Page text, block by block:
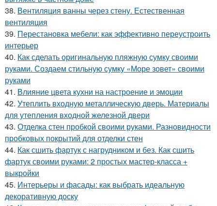
38. Вентиляция ванны через стену. Естественная
вентиляция
39. Перестановка мебели: как эффективно переустроить
интерьер
40. Как сделать оригинальную пляжную сумку своими
руками. Создаем стильную сумку «Море зовет» своими
руками
41. Влияние цвета кухни на настроение и эмоции
42. Утеплить входную металлическую дверь. Материалы
для утепления входной железной двери
43. Отделка стен пробкой своими руками. Разновидности
пробковых покрытий для отделки стен
44. Как сшить фартук с нагрудником и без. Как сшить
фартук своими руками: 2 простых мастер-класса +
выкройки
45. Интерьеры и фасады: как выбрать идеальную
декоративную доску